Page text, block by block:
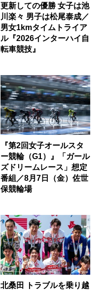
更新しての優勝 女子は池
川楽々 男子は松尾泰成／
男女1kmタイムトライア
ル『2026インターハイ自
転車競技』
『第2回女子オールスタ
ー競輪（G1）』「ガール
ズドリームレース」想定
番組／8月7日（金）佐世
保競輪場
北桑田 トラブルを乗り越